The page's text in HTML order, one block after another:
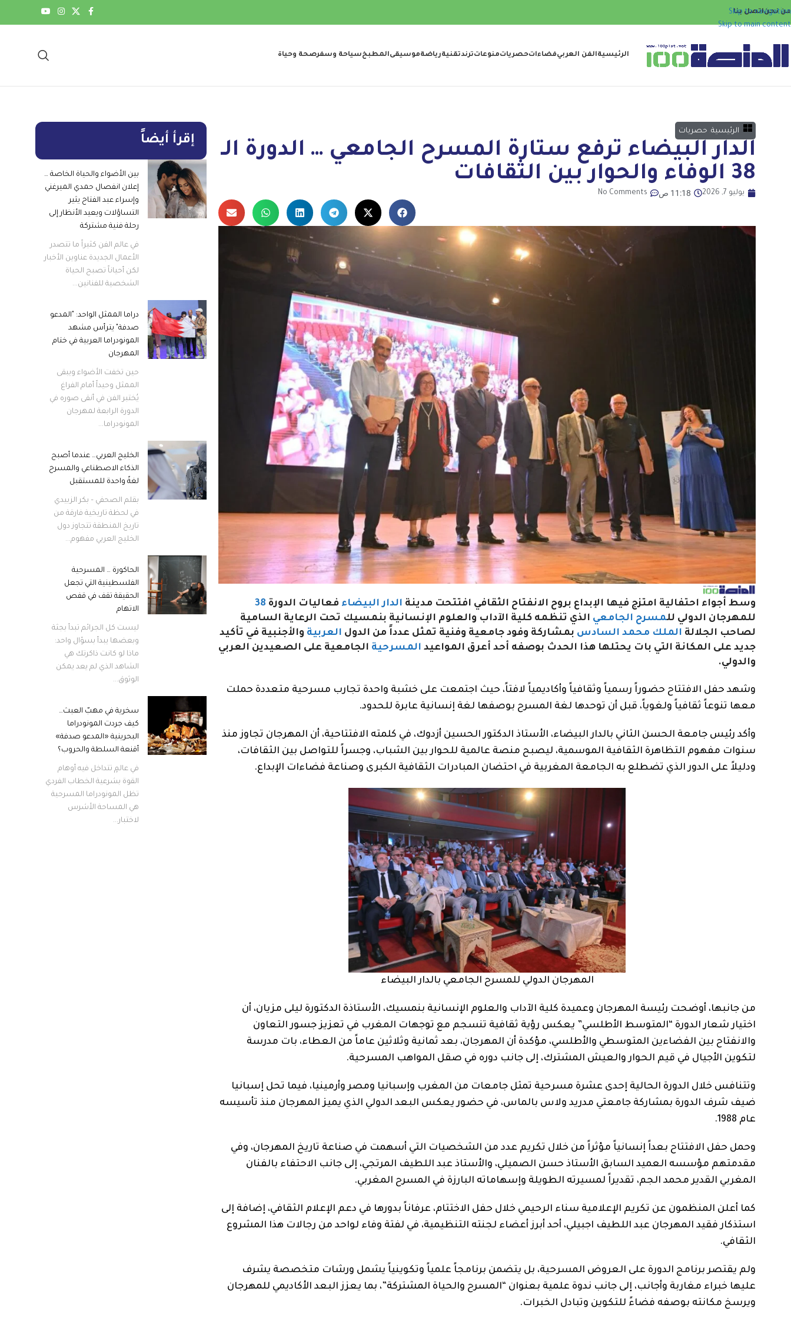
Skip to navigation
Skip to main content
من نحناتصل بنا
الرئيسيةالفن العربيفضاءاتحصرياتمنوعاتترندتقنيةرياضةموسيقىالمطبخسياحة وسفرصحة وحياة
الرئيسية حصريات
الدار البيضاء ترفع ستارة المسرح الجامعي … الدورة الـ
38 الوفاء والحوار بين الثقافات
يوليو 7, 2026 11:18 ص No Comments
وسط أجواء احتفالية امتزج فيها الإبداع بروح الانفتاح الثقافي افتتحت مدينة الدار البيضاء فعاليات الدورة 38
للمهرجان الدولي للمسرح الجامعي الذي تنظمه كلية الآداب والعلوم الإنسانية بنمسيك تحت الرعاية السامية
لصاحب الجلالة الملك محمد السادس بمشاركة وفود جامعية وفنية تمثل عدداً من الدول العربية والأجنبية في تأكيد
جديد على المكانة التي بات يحتلها هذا الحدث بوصفه أحد أعرق المواعيد المسرحية الجامعية على الصعيدين العربي
والدولي.
وشهد حفل الافتتاح حضوراً رسمياً وثقافياً وأكاديمياً لافتاً، حيث اجتمعت على خشبة واحدة تجارب مسرحية متعددة حملت
معها تنوعاً ثقافياً ولغوياً، قبل أن توحدها لغة المسرح بوصفها لغة إنسانية عابرة للحدود.
وأكد رئيس جامعة الحسن الثاني بالدار البيضاء، الأستاذ الدكتور الحسين أزدوك، في كلمته الافتتاحية، أن المهرجان تجاوز منذ
سنوات مفهوم التظاهرة الثقافية الموسمية، ليصبح منصة عالمية للحوار بين الشباب، وجسراً للتواصل بين الثقافات،
ودليلاً على الدور الذي تضطلع به الجامعة المغربية في احتضان المبادرات الثقافية الكبرى وصناعة فضاءات الإبداع.
المهرجان الدولي للمسرح الجامعي بالدار البيضاء
من جانبها، أوضحت رئيسة المهرجان وعميدة كلية الآداب والعلوم الإنسانية بنمسيك، الأستاذة الدكتورة ليلى مزيان، أن
اختيار شعار الدورة “المتوسط الأطلسي” يعكس رؤية ثقافية تنسجم مع توجهات المغرب في تعزيز جسور التعاون
والانفتاح بين الفضاءين المتوسطي والأطلسي، مؤكدة أن المهرجان، بعد ثمانية وثلاثين عاماً من العطاء، بات مدرسة
لتكوين الأجيال في قيم الحوار والعيش المشترك، إلى جانب دوره في صقل المواهب المسرحية.
وتتنافس خلال الدورة الحالية إحدى عشرة مسرحية تمثل جامعات من المغرب وإسبانيا ومصر وأرمينيا، فيما تحل إسبانيا
ضيف شرف الدورة بمشاركة جامعتي مدريد ولاس بالماس، في حضور يعكس البعد الدولي الذي يميز المهرجان منذ تأسيسه
عام 1988.
وحمل حفل الافتتاح بعداً إنسانياً مؤثراً من خلال تكريم عدد من الشخصيات التي أسهمت في صناعة تاريخ المهرجان، وفي
مقدمتهم مؤسسه العميد السابق الأستاذ حسن الصميلي، والأستاذ عبد اللطيف المرتجي، إلى جانب الاحتفاء بالفنان
المغربي القدير محمد الجم، تقديراً لمسيرته الطويلة وإسهاماته البارزة في المسرح المغربي.
كما أعلن المنظمون عن تكريم الإعلامية سناء الرحيمي خلال حفل الاختتام، عرفاناً بدورها في دعم الإعلام الثقافي، إضافة إلى
استذكار فقيد المهرجان عبد اللطيف اجبيلي، أحد أبرز أعضاء لجنته التنظيمية، في لفتة وفاء لواحد من رجالات هذا المشروع
الثقافي.
ولم يقتصر برنامج الدورة على العروض المسرحية، بل يتضمن برنامجاً علمياً وتكوينياً يشمل ورشات متخصصة يشرف
عليها خبراء مغاربة وأجانب، إلى جانب ندوة علمية بعنوان “المسرح والحياة المشتركة”، بما يعزز البعد الأكاديمي للمهرجان
ويرسخ مكانته بوصفه فضاءً للتكوين وتبادل الخبرات.
إقرأ أيضاً
بين الأضواء والحياة الخاصة …
إعلان انفصال حمدي الميرغني
وإسراء عبد الفتاح يثير
التساؤلات ويعيد الأنظار إلى
رحلة فنية مشتركة
في عالم الفن كثيراً ما تتصدر
الأعمال الجديدة عناوين الأخبار
لكن أحياناً تصبح الحياة
الشخصية للفنانين...
دراما الممثل الواحد: "المدعو
صدفة" يترأس مشهد
المونودراما العربية في ختام
المهرجان
حين تخفت الأضواء ويبقى
الممثل وحيداً أمام الفراغ
يُختبر الفن في أنقى صوره في
الدورة الرابعة لمهرجان
المونودراما...
الخليج العربي… عندما أصبح
الذكاء الاصطناعي والمسرح
لغةً واحدة للمستقبل
بقلم الصحفي – بكر الزبيدي
في لحظة تاريخية فارقة من
تاريخ المنطقة تتجاوز دول
الخليج العربي مفهوم...
الحاكورة … المسرحية
الفلسطينية التي تجعل
الحقيقة تقف في قفص
الاتهام
ليست كل الجرائم تبدأ بجثة
وبعضها يبدأ بسؤال واحد:
ماذا لو كانت ذاكرتك هي
الشاهد الذي لم يعد يمكن
الوثوق...
سخرية في مهبّ العبث…
كيف جردت المونودراما
البحرينية «المدعو صدفة»
أقنعة السلطة والحروب؟
في عالمٍ تتداخل فيه أوهام
القوة بشرعية الخطاب الفردي
تظل المونودراما المسرحية
هي المساحة الأشرس
لاختبار...